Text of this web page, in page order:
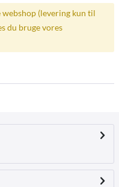
(levering kun til
du bruge vores